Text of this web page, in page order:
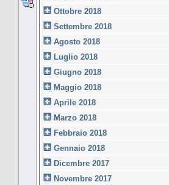
Ottobre 2018
Settembre 2018
Agosto 2018
Luglio 2018
Giugno 2018
Maggio 2018
Aprile 2018
Marzo 2018
Febbraio 2018
Gennaio 2018
Dicembre 2017
Novembre 2017